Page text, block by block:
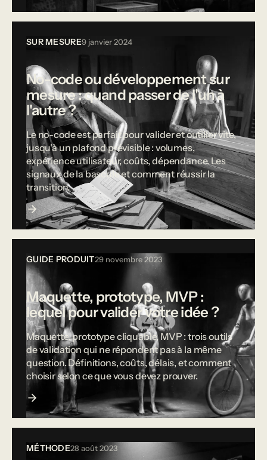
SUR MESURE9 janvier 2024
No-code ou développement sur
mesure : quand passer de l'un à
l'autre ?
Le no-code est parfait pour valider et outiller vite,
jusqu'à un plafond prévisible : volumes,
expérience utilisateur, coûts, dépendance. Les
signaux de la bascule et comment réussir la
transition.
GUIDE PRODUIT29 novembre 2023
Maquette, prototype, MVP :
lequel pour valider votre idée ?
Maquette, prototype cliquable, MVP : trois outils
de validation qui ne répondent pas à la même
question. Définitions, coûts, délais, et comment
choisir selon ce que vous devez prouver.
MÉTHODE28 août 2023